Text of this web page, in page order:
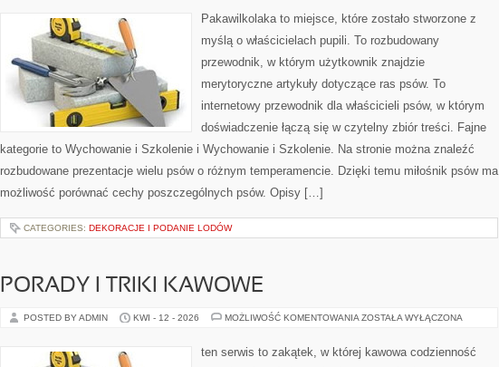
AKCESORIA
Pakawilkolaka to miejsce, które zostało stworzone z
myślą o właścicielach pupili. To rozbudowany
przewodnik, w którym użytkownik znajdzie
merytoryczne artykuły dotyczące ras psów. To
internetowy przewodnik dla właścicieli psów, w którym
doświadczenie łączą się w czytelny zbiór treści. Fajne
kategorie to Wychowanie i Szkolenie i Wychowanie i Szkolenie. Na stronie można znaleźć
rozbudowane prezentacje wielu psów o różnym temperamencie. Dzięki temu miłośnik psów ma
możliwość porównać cechy poszczególnych psów. Opisy […]
CATEGORIES: DEKORACJE I PODANIE LODÓW
PORADY I TRIKI KAWOWE
POSTED BY ADMIN KWI - 12 - 2026 MOŻLIWOŚĆ KOMENTOWANIA PORADY
KAWOWE
ZOSTAŁA WYŁĄCZONA
ten serwis to zakątek, w której kawowa codzienność